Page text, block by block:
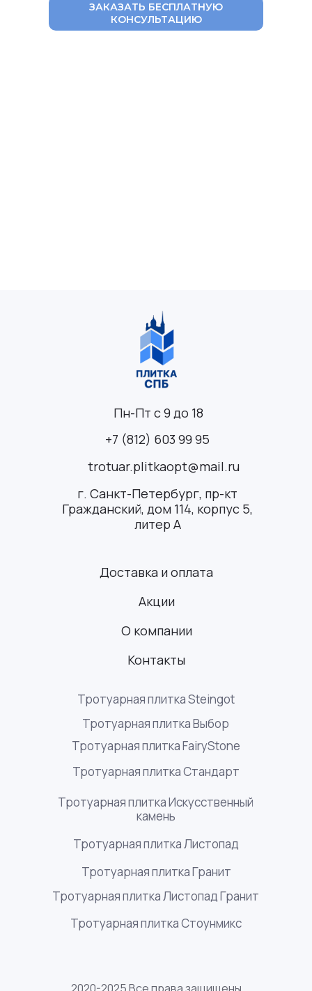
ЗАКАЗАТЬ БЕСПЛАТНУЮ
КОНСУЛЬТАЦИЮ
Доставка и оплата
Контакты
Акции
О компании
+7 (812) 603 99 95
trotuar.plitkaopt@mail.ru
г. Санкт-Петербург, пр-кт
Гражданский, дом 114, корпус 5,
литер А
Пн-Пт с 9 до 18
Тротуарная плитка Steingot
Тротуарная плитка FairyStone
Тротуарная плитка Выбор
Тротуарная плитка Стандарт
Тротуарная плитка Искусственный
камень
Тротуарная плитка Листопад
Тротуарная плитка Гранит
Тротуарная плитка Листопад Гранит
Тротуарная плитка Стоунмикс